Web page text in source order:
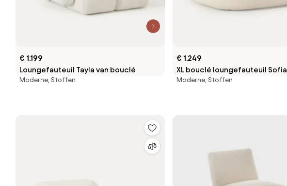
€ 1.199
Loungefauteuil Tayla van bouclé
Moderne, Stoffen
€ 1.249
XL bouclé loungefauteuil Sofia
Moderne, Stoffen